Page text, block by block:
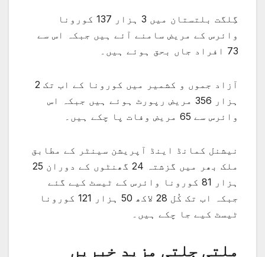
گِلگت بلتستان میں 3 ہزار 137 کورونا
وائرس کے مریض سامنے آئے ہیں جبکہ اس سے
73 افراد جاں بحق ہوئے ہیں۔
آزاد جموں و کشمیر میں کورونا کے اب تک 2
ہزار 356 مریض رپورٹ ہوئے ہیں جبکہ اس
وائرس سے 65 مریض وفات پا چکے ہیں۔
نیشنل کمانڈ اینڈ آپریشن سینٹر کے مطابق
ملک بھر میں گزشتہ 24 گھنٹوں کے دوران 25
ہزار 81 کورونا وائرس کے ٹیسٹ کیے گئے
جبکہ اب تک کُل 28 لاکھ 50 ہزار 121 کورونا
ٹیسٹ کیے جا چکے ہیں۔
ملتی جلتی مزید خبریں